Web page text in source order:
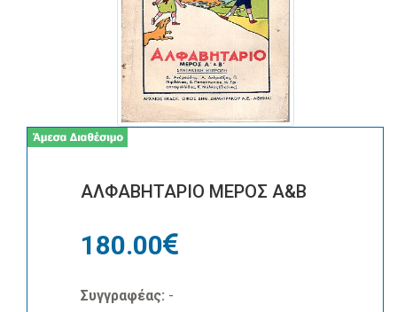
ΑΛΦΑΒΗΤΑΡΙΟ ΜΕΡΟΣ Α&Β
180.00
Συγγραφέας: -